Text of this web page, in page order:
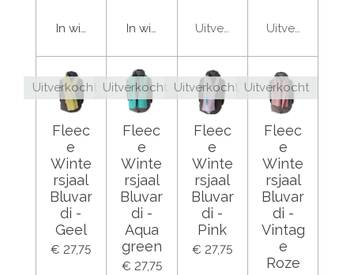
In winkelwagenIn winkelwagenUitverkocht Uitverkocht
Uitverkocht
Fleec
e
Winte
rsjaal
Bluvar
di -
Geel
€ 27,75
Uitverkocht
Fleec
e
Winte
rsjaal
Bluvar
di -
Aqua
green
€ 27,75
Uitverkocht
Fleec
e
Winte
rsjaal
Bluvar
di -
Pink
€ 27,75
Uitverkocht
Fleec
e
Winte
rsjaal
Bluvar
di -
Vintag
e
Roze